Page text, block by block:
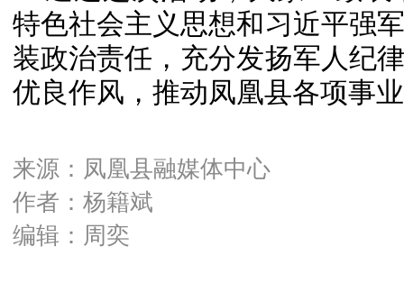
特色社会主义思想和习近平强
装政治责任，充分发扬军人纪
优良作风，推动凤凰县各项事
来源：凤凰县融媒体中心
作者：杨籍斌
编辑：周奕